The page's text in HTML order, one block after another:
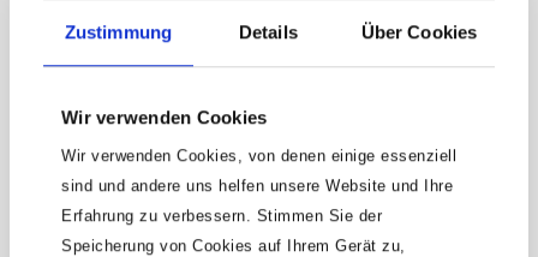
Zustimmung Details Über Cookies
Wir verwenden Cookies
Wir verwenden Cookies, von denen einige essenziell
sind und andere uns helfen unsere Website und Ihre
Erfahrung zu verbessern. Stimmen Sie der
Speicherung von Cookies auf Ihrem Gerät zu,
HandbetätigungAnzahl Werkzeuge: 50
HAZET Ersatzteil Satz Knarr-Rad
863HP/11
Ersatzteil Satz Knarr-Rad 6,3 = 1/4 Außen-
Druckfeder · Kugel · Federhülse ·
Umschalthebel · Deckscheibe ·
Sicherungsring · Knarr-Rad · Fett ·
MontagewerkzeugFür Umschaltknarre
863 HPMade In
Produktnummer: 863HP/11
33,88 €